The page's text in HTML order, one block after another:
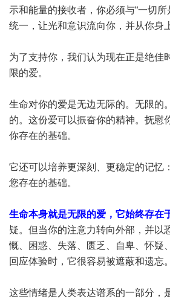
示和能量的接收者，你必须与“一切所
统一，让光和意识流向你，并从你身
为了支持你，我们认为现在正是绝佳
限的爱。
生命对你的爱是无边无际的。无限的
的。这份爱可以振奋你的精神。抚慰
你存在的基础。
它还可以培养更深刻、更稳定的记忆
您存在的基础。
生命本身就是无限的爱，它始终存在
疑。但当你的注意力转向外部，并以
慨、困惑、失落、匮乏、自卑、怀疑
回应体验时，它很容易被遮蔽和遗忘。
这些情绪是人类表达谱系的一部分，